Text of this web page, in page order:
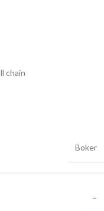
chain
Boker
–